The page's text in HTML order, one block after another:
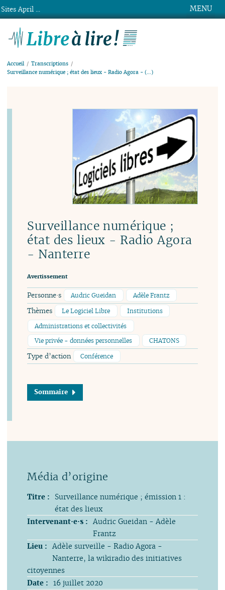
MENU
Accueil
Transcriptions
Surveillance numérique ; état des lieux - Radio Agora - (…)
Surveillance numérique ;
état des lieux - Radio Agora
- Nanterre
Avertissement
Personne·s Audric Gueidan Adèle Frantz
Thèmes Le Logiciel Libre
Institutions
Administrations et collectivités
Vie privée - données personnelles
CHATONS
Type d’action Conférence
Sommaire
Titre :
Surveillance numérique ; émission 1 :
état des lieux
Intervenant·e·s : Audric Gueidan - Adèle
Frantz
Lieu : Adèle surveille - Radio Agora -
Nanterre, la wikiradio des initiatives
citoyennes
Date : 16 juillet 2020
Sites April ...